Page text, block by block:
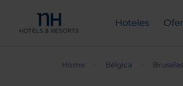
Hoteles
Home Bélgica Bruselas